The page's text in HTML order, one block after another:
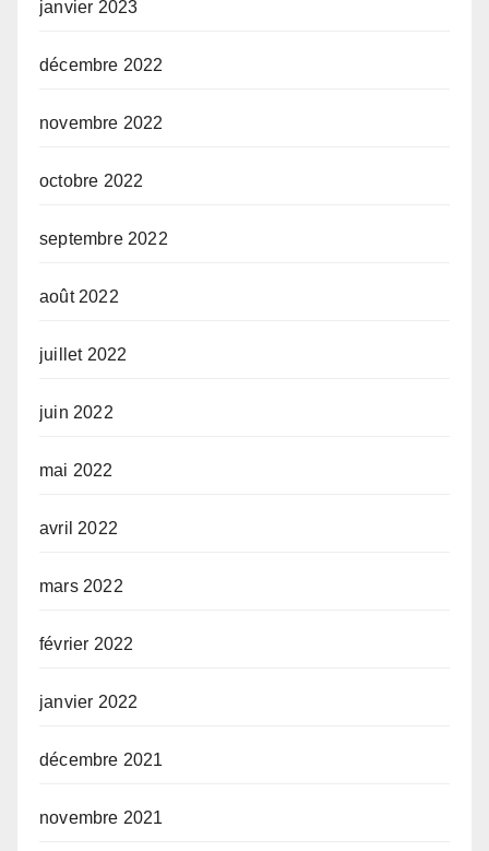
janvier 2023
décembre 2022
novembre 2022
octobre 2022
septembre 2022
août 2022
juillet 2022
juin 2022
mai 2022
avril 2022
mars 2022
février 2022
janvier 2022
décembre 2021
novembre 2021